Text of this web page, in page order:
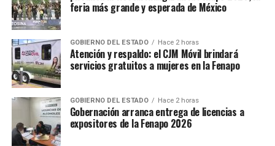
coadyuvancia con el Instituto Nacional de Migración
con sede en San Luis Potosí, en la aplicación a la Ley de
Migración, llevaron a cabo el rescate humanitario de 607
personas de distintas nacionalidades (hondureña,
salvadoreña, guatemalteca, nicaragüense y cubana), a
quienes se les trasladó a las instalaciones de la Estación
Migratoria de S.L.P., para recibir asistencia consular.
feria más grande y esperada de México
GOBIERNO DEL ESTADO Hace 2 horas
Atención y respaldo: el CJM Móvil brindará
servicios gratuitos a mujeres en la Fenapo
GOBIERNO DEL ESTADO Hace 2 horas
Gobernación arranca entrega de licencias a
expositores de la Fenapo 2026